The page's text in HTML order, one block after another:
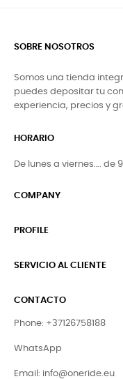
SOBRE NOSOTROS
Somos una tienda
puedes depositar tu
experiencia, precios y
HORARIO
De lunes a viernes…. de
COMPANY
PROFILE
SERVICIO AL CLIENTE
CONTACTO
Phone: +37126758188
WhatsApp
Email: info@oneride.eu